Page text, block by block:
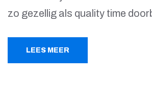
zo gezellig als quality time
LEES MEER